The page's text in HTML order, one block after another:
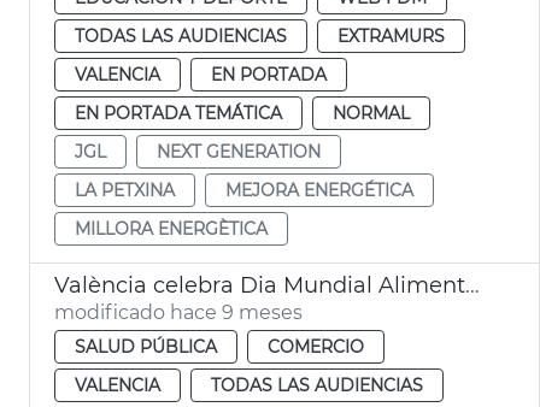
TODAS LAS AUDIENCIAS
EXTRAMURS
VALENCIA
EN PORTADA
EN PORTADA TEMÁTICA
NORMAL
JGL
NEXT GENERATION
LA PETXINA
MEJORA ENERGÉTICA
MILLORA ENERGÈTICA
València celebra Dia Mundial Alimentación
modificado hace 9 meses
SALUD PÚBLICA
COMERCIO
VALENCIA
TODAS LAS AUDIENCIAS